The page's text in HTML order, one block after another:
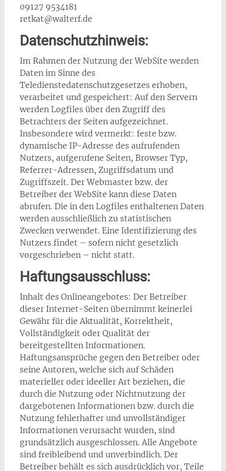
09127 9534181
retkat@walterf.de
Datenschutzhinweis:
Im Rahmen der Nutzung der WebSite werden
Daten im Sinne des
Teledienstedatenschutzgesetzes erhoben,
verarbeitet und gespeichert: Auf den Servern
werden Logfiles über den Zugriff des
Betrachters der Seiten aufgezeichnet.
Insbesondere wird vermerkt: feste bzw.
dynamische IP-Adresse des aufrufenden
Nutzers, aufgerufene Seiten, Browser Typ,
Referrer-Adressen, Zugriffsdatum und
Zugriffszeit. Der Webmaster bzw. der
Betreiber der WebSite kann diese Daten
abrufen. Die in den Logfiles enthaltenen Daten
werden ausschließlich zu statistischen
Zwecken verwendet. Eine Identifizierung des
Nutzers findet – sofern nicht gesetzlich
vorgeschrieben – nicht statt.
Haftungsausschluss:
Inhalt des Onlineangebotes: Der Betreiber
dieser Internet-Seiten übernimmt keinerlei
Gewähr für die Aktualität, Korrektheit,
Vollständigkeit oder Qualität der
bereitgestellten Informationen.
Haftungsansprüche gegen den Betreiber oder
seine Autoren, welche sich auf Schäden
materieller oder ideeller Art beziehen, die
durch die Nutzung oder Nichtnutzung der
dargebotenen Informationen bzw. durch die
Nutzung fehlerhafter und unvollständiger
Informationen verursacht wurden, sind
grundsätzlich ausgeschlossen. Alle Angebote
sind freibleibend und unverbindlich. Der
Betreiber behält es sich ausdrücklich vor, Teile